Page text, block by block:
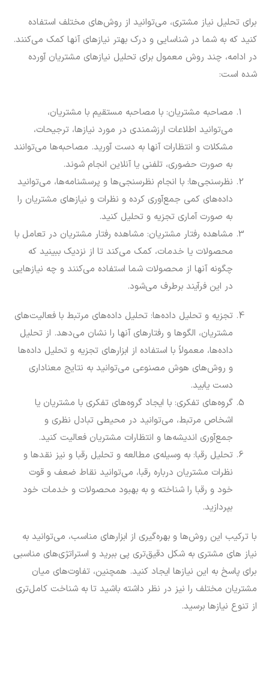
برای تحلیل نیاز مشتری، می‌توانید از روش‌های مختلف استفاده
کنید که به شما در شناسایی و درک بهتر نیازهای آنها کمک می‌کنند.
در ادامه، چند روش معمول برای تحلیل نیازهای مشتریان آورده
شده است:
مصاحبه مشتریان: با مصاحبه مستقیم با مشتریان،
می‌توانید اطلاعات ارزشمندی در مورد نیازها، ترجیحات،
مشکلات و انتظارات آنها به دست آورید. مصاحبه‌ها می‌توانند
به صورت حضوری، تلفنی یا آنلاین انجام شوند.
نظرسنجی‌ها: با انجام نظرسنجی‌ها و پرسشنامه‌ها، می‌توانید
داده‌های کمی جمع‌آوری کرده و نظرات و نیازهای مشتریان را
به صورت آماری تجزیه و تحلیل کنید.
مشاهده رفتار مشتریان: مشاهده رفتار مشتریان در تعامل با
محصولات یا خدمات، کمک می‌کند تا از نزدیک ببینید که
چگونه آنها از محصولات شما استفاده می‌کنند و چه نیازهایی
در این فرآیند برطرف می‌شود.
تجزیه و تحلیل داده‌ها: تحلیل داده‌های مرتبط با فعالیت‌های
مشتریان، الگوها و رفتارهای آنها را نشان می‌دهد. از تحلیل
داده‌ها، معمولاً با استفاده از ابزارهای تجزیه و تحلیل داده‌ها
و روش‌های هوش مصنوعی می‌توانید به نتایج معناداری
دست یابید.
گروه‌های تفکری: با ایجاد گروه‌های تفکری با مشتریان یا
اشخاص مرتبط، می‌توانید در محیطی تبادل نظری و
جمع‌آوری اندیشه‌ها و انتظارات مشتریان فعالیت کنید.
تحلیل رقبا: به وسیله‌ی مطالعه و تحلیل رقبا و نیز نقدها و
نظرات مشتریان درباره رقبا، می‌توانید نقاط ضعف و قوت
خود و رقبا را شناخته و به بهبود محصولات و خدمات خود
بپردازید.
با ترکیب این روش‌ها و بهره‌گیری از ابزارهای مناسب، می‌توانید به
نیاز های مشتری به شکل دقیق‌تری پی ببرید و استراتژی‌های مناسبی
برای پاسخ به این نیازها ایجاد کنید. همچنین، تفاوت‌های میان
مشتریان مختلف را نیز در نظر داشته باشید تا به شناخت کامل‌تری
از تنوع نیازها برسید.